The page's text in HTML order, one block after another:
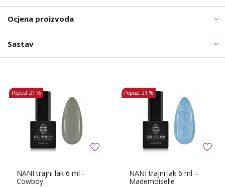
Ocjena proizvoda
Sastav
NANI trajni lak 6 ml -
Cowboy
Popust 21 %
NANI trajni lak 6 ml –
Mademoiselle
Popust 21 %